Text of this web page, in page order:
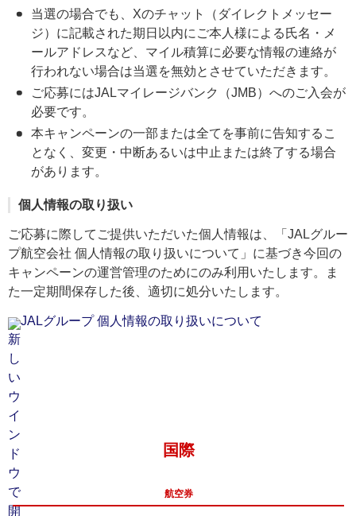
当選の場合でも、Xのチャット（ダイレクトメッセー
ジ）に記載された期日以内にご本人様による氏名・メ
ールアドレスなど、マイル積算に必要な情報の連絡が
行われない場合は当選を無効とさせていただきます。
ご応募にはJALマイレージバンク（JMB）へのご入会が
必要です。
本キャンペーンの一部または全てを事前に告知するこ
となく、変更・中断あるいは中止または終了する場合
があります。
個人情報の取り扱い
ご応募に際してご提供いただいた個人情報は、「JALグルー
プ航空会社 個人情報の取り扱いについて」に基づき今回の
キャンペーンの運営管理のためにのみ利用いたします。ま
た一定期間保存した後、適切に処分いたします。
JALグループ 個人情報の取り扱いについて
国際
航空券